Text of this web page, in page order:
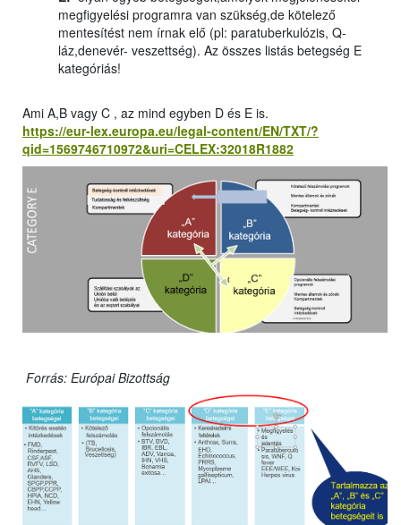
megfigyelési programra van szükség,de kötelező
mentesítést nem írnak elő (pl: paratuberkulózis, Q-
láz,denevér- veszettség). Az összes listás betegség E
kategóriás!
Ami A,B vagy C , az mind egyben D és E is.
https://eur-lex.europa.eu/legal-content/EN/TXT/?
qid=1569746710972&uri=CELEX:32018R1882
Forrás: Európai Bizottság